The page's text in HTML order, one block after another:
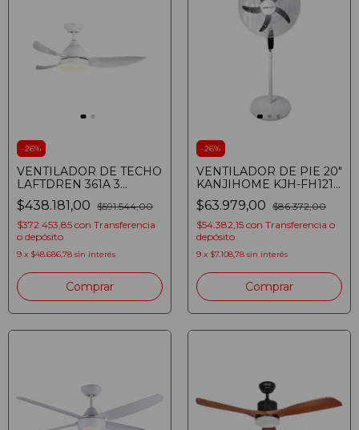
-26%
VENTILADOR DE TECHO
LAFTDREN 361A 3
VELOCIDADES LED 24W
BLANCO
(7798328754141)
$438.181,00 $591.544,00
$372.453,85 con Transferencia
o depósito
9 x $48.686,78 sin interés
Comprar
-26%
VENTILADOR DE PIE 20"
KANJIHOME KJH-FH1212
95W 3 VELOCIDADES
CON TIMER
$63.979,00 $86.372,00
$54.382,15 con Transferencia o
depósito
9 x $7.108,78 sin interés